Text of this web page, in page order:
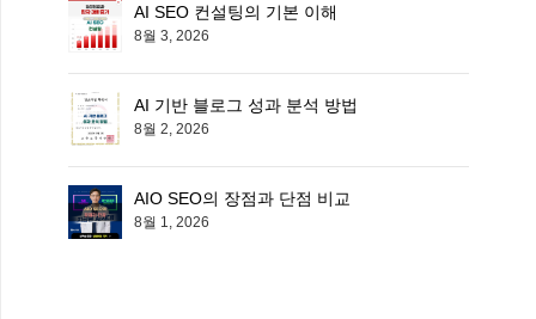
AI SEO 컨설팅의 기본 이해
8월 3, 2026
AI 기반 블로그 성과 분석 방법
8월 2, 2026
AIO SEO의 장점과 단점 비교
8월 1, 2026